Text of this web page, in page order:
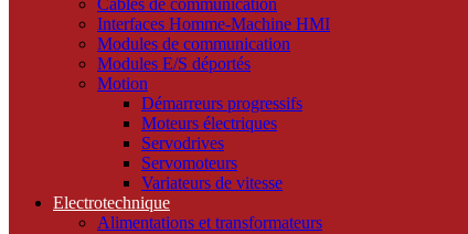
Cables de communication
Interfaces Homme-Machine HMI
Modules de communication
Modules E/S déportés
Motion
Démarreurs progressifs
Moteurs électriques
Servodrives
Servomoteurs
Variateurs de vitesse
Electrotechnique
Alimentations et transformateurs